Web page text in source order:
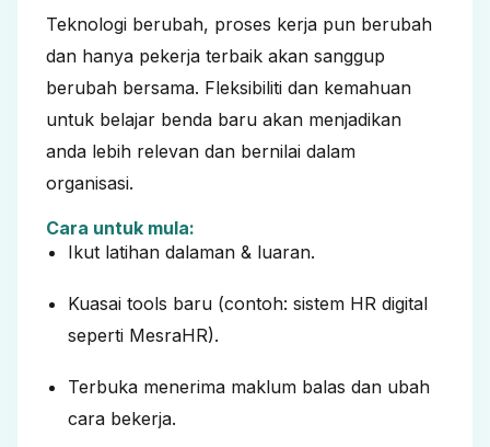
Teknologi berubah, proses kerja pun berubah
dan hanya pekerja terbaik akan sanggup
berubah bersama. Fleksibiliti dan kemahuan
untuk belajar benda baru akan menjadikan
anda lebih relevan dan bernilai dalam
organisasi.
Cara untuk mula:
Ikut latihan dalaman & luaran.
Kuasai tools baru (contoh: sistem HR digital
seperti MesraHR).
Terbuka menerima maklum balas dan ubah
cara bekerja.